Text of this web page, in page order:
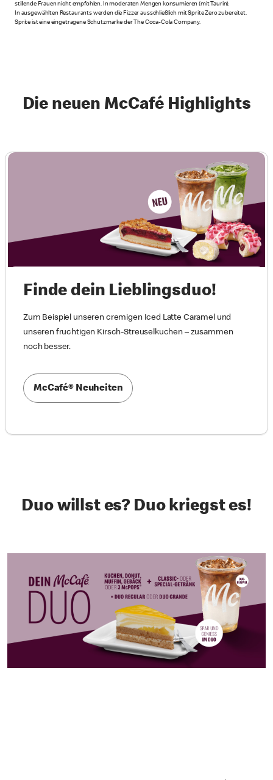
stillende Frauen nicht empfohlen. In moderaten Mengen konsumieren (mit Taurin).
In ausgewählten Restaurants werden die Fizzer ausschließlich mit Sprite Zero zubereitet.
Sprite ist eine eingetragene Schutzmarke der The Coca-Cola Company.
Die neuen McCafé Highlights
Finde dein Lieblingsduo!
Zum Beispiel unseren cremigen Iced Latte Caramel und
unseren fruchtigen Kirsch-Streuselkuchen – zusammen
noch besser.
McCafé® Neuheiten
Duo willst es? Duo kriegst es!